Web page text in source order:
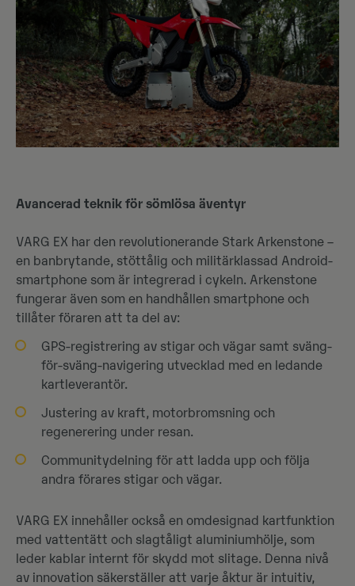
Avancerad teknik för sömlösa äventyr
VARG EX har den revolutionerande Stark Arkenstone –
en banbrytande, stöttålig och militärklassad Android-
smartphone som är integrerad i cykeln. Arkenstone
fungerar även som en handhållen smartphone och
tillåter föraren att ta del av:
GPS-registrering av stigar och vägar samt sväng-
för-sväng-navigering utvecklad med en ledande
kartleverantör.
Justering av kraft, motorbromsning och
regenerering under resan.
Communitydelning för att ladda upp och följa
andra förares stigar och vägar.
VARG EX innehåller också en omdesignad kartfunktion
med vattentätt och slagtåligt aluminiumhölje, som
leder kablar internt för skydd mot slitage. Denna nivå
av innovation säkerställer att varje åktur är intuitiv,